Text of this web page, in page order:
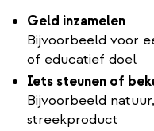
Geld inzamelen
Bijvoorbeeld voor
of educatief doel
Iets steunen of
Bijvoorbeeld
streekproduct